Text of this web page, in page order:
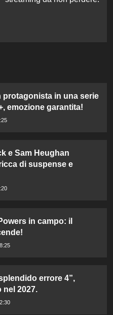
protagonista in una serie
emozione garantita!
e Sam Heughan
di suspense e
in campo: il
errore 4”,
2027.